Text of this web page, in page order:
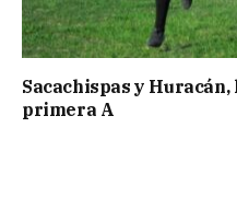
Sacachispas y
primera A